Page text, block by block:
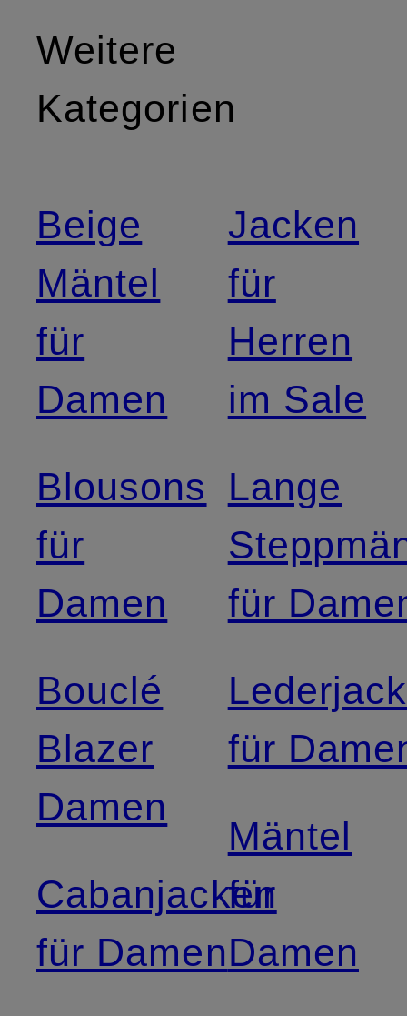
Weitere
Kategorien
Beige
Mäntel
für
Damen
Blousons
für
Damen
Bouclé
Blazer
Damen
Cabanjacken
für Damen
Jacken
für
Herren
im Sale
Lange
für
für
Mäntel
für
Damen